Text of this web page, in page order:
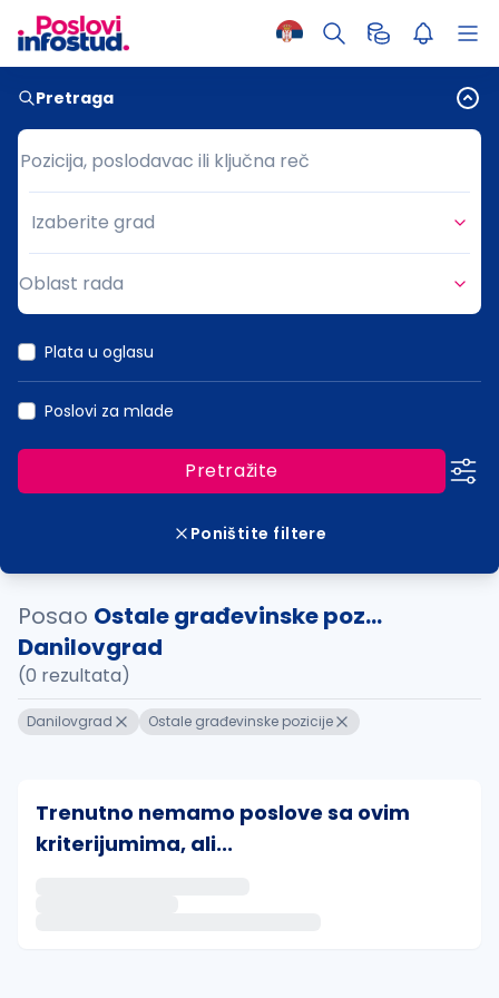
Pretraga
Pozicija, poslodavac ili ključna reč
Pozicija, poslodavac ili ključna reč
Grad
Izaberite grad
Oblast rada
Plata u oglasu
Poslovi za mlade
Pretražite
Poništite filtere
Posao Ostale građevinske poz...
Danilovgrad
(0 rezultata)
Danilovgrad Ostale građevinske pozicije
Trenutno nemamo poslove sa ovim
kriterijumima, ali...